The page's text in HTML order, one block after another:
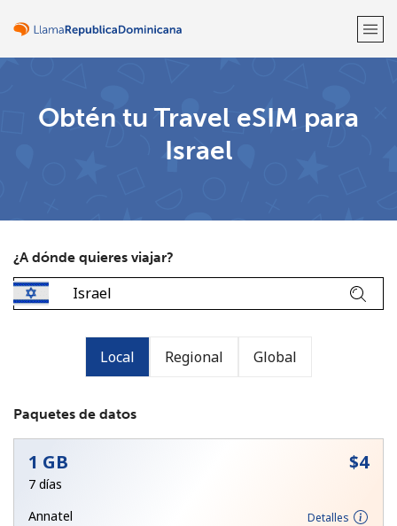
¿Ya tienes una cuenta?Inicia sesión →
Obtén tu Travel eSIM para
Israel
¿A dónde quieres viajar?
Local Regional Global
Paquetes de datos
1 GB ⁦$4⁩
7 días
Annatel
Detalles